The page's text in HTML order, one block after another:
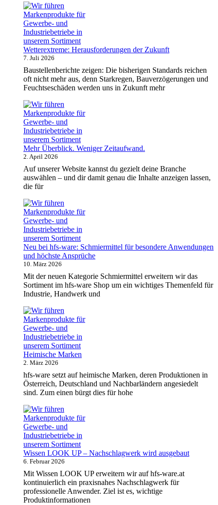
Wetterextreme: Herausforderungen der Zukunft
7. Juli 2026
Baustellenberichte zeigen: Die bisherigen Standards reichen
oft nicht mehr aus, denn Starkregen, Bauverzögerungen und
Feuchtseschäden werden uns in Zukunft mehr
Mehr Überblick. Weniger Zeitaufwand.
2. April 2026
Auf unserer Website kannst du gezielt deine Branche
auswählen – und dir damit genau die Inhalte anzeigen lassen,
die für
Neu bei hfs-ware: Schmiermittel für besondere Anwendungen
und höchste Ansprüche
10. März 2026
Mit der neuen Kategorie Schmiermittel erweitern wir das
Sortiment im hfs-ware Shop um ein wichtiges Themenfeld für
Industrie, Handwerk und
Heimische Marken
2. März 2026
hfs-ware setzt auf heimische Marken, deren Produktionen in
Österreich, Deutschland und Nachbarländern angesiedelt
sind. Zum einen bürgt dies für hohe
Wissen LOOK UP – Nachschlagwerk wird ausgebaut
6. Februar 2026
Mit Wissen LOOK UP erweitern wir auf hfs-ware.at
kontinuierlich ein praxisnahes Nachschlagwerk für
professionelle Anwender. Ziel ist es, wichtige
Produktinformationen